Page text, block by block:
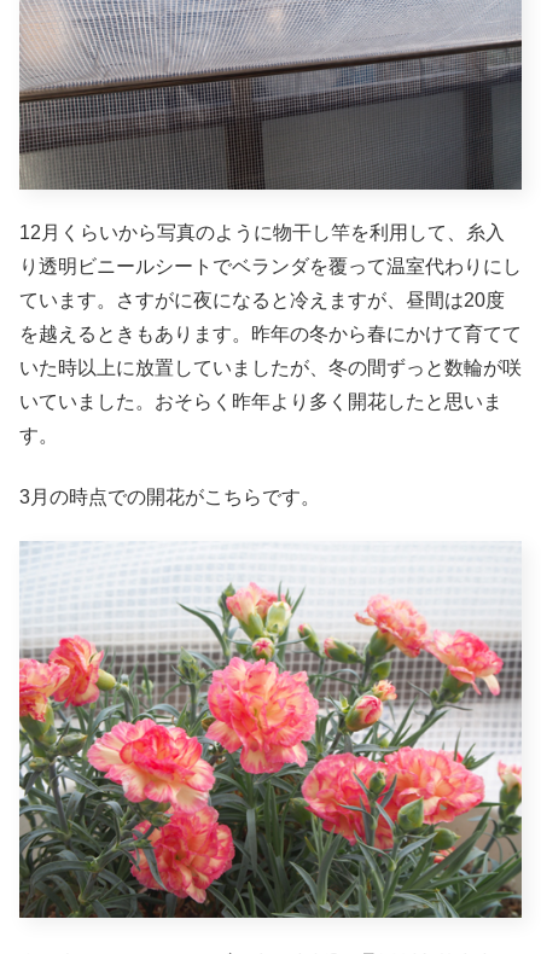
12月くらいから写真のように物干し竿を利用して、糸入
り透明ビニールシートでベランダを覆って温室代わりにし
ています。さすがに夜になると冷えますが、昼間は20度
を越えるときもあります。昨年の冬から春にかけて育てて
いた時以上に放置していましたが、冬の間ずっと数輪が咲
いていました。おそらく昨年より多く開花したと思いま
す。
3月の時点での開花がこちらです。